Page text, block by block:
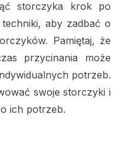
storczyka krok po
aby zadbać o
Pamiętaj, że
przycinania może
potrzeb.
swoje storczyki i
ich potrzeb.